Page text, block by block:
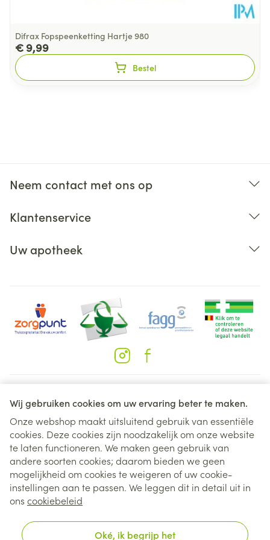
Wij gebruiken cookies om uw ervaring beter te maken.
Onze webshop maakt uitsluitend gebruik van essentiële
cookies. Deze cookies zijn noodzakelijk om onze website
te laten functioneren. We maken geen gebruik van
andere soorten cookies; daarom bieden we geen
mogelijkheid om cookies te weigeren of uw cookie-
instellingen aan te passen. We leggen dit in detail uit in
ons cookiebeleid
Oké, ik begrijp het
Difrax Fopspeenketting Hartje 980
€ 9,99
Bestel
Neem contact met ons op
Klantenservice
Uw apotheek
Juridische links